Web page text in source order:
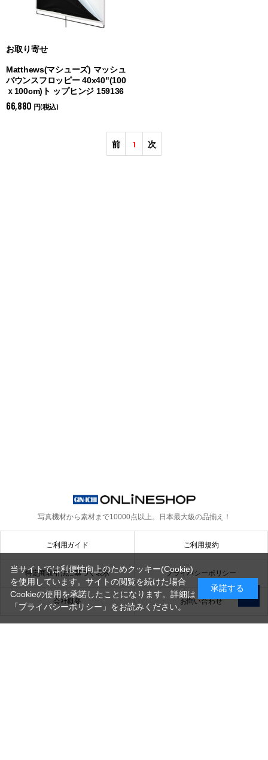
お取り寄せ
Matthews(マシューズ) マッシュ
バウンスフロッピー 40x40"(100
ｘ100cm)ト ップヒンジ 159136
66,880 円(税込)
前 1 次
写真機材から素材まで10000点以上。 日本最大級の品揃え！
ご利用ガイド ご利用規約
特定商取引法に基づく表示 プライバシーポリシー
会社概要 お問い合わせ
当サイトでは利便性向上のためクッキー(Cookie)
を使用しています。サイトの閲覧を続けた場合
Cookieの使用を承諾したことになります。詳細は
「プライバシーポリシー」 をお読みください。
承諾する